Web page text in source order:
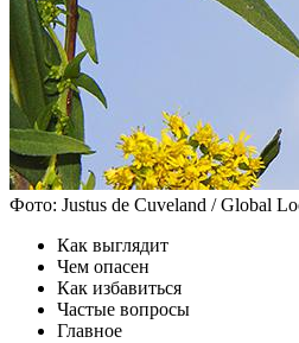
Фото: Justus de Cuveland / Global
Как выглядит
Чем опасен
Как избавиться
Частые вопросы
Главное